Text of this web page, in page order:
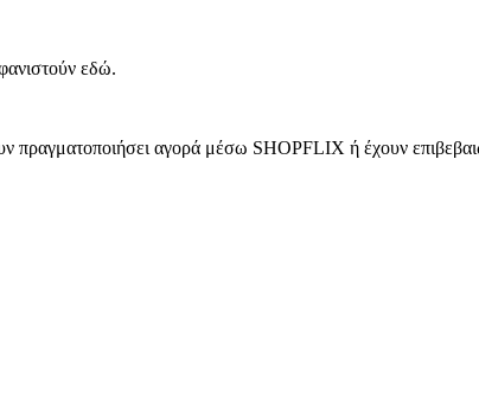
εδώ.
πραγματοποιήσει αγορά μέσω SHOPFLIX ή έχουν